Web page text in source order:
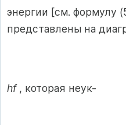
энергии [см. формулу
представлены на
hf , которая неук-